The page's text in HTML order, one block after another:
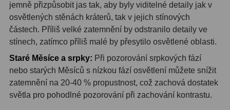
Ostatní22
Seřízení22
Optické kolimátory11
Umělé hvězdy5
jemně přizpůsobit jas tak, aby byly viditelné detaily jak v
osvětlených stěnách kráterů, tak v jejich stínových
částech. Příliš velké zatemnění by odstranilo detaily ve
stínech, zatímco příliš malé by přesytilo osvětlené oblasti.
Staré Měsíce a srpky: Při pozorování srpkových fází
nebo starých Měsíců s nízkou fází osvětlení můžete snížit
zatemnění na 20-40 % propustnost, což zachová dostatek
světla pro pohodlné pozorování při zachování kontrastu.